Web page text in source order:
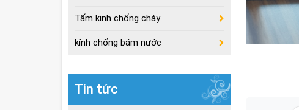
Tấm kinh chống cháy
kính chống bám nước
Tin tức